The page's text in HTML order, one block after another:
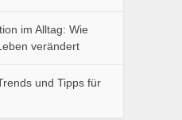
im Alltag: Wie
verändert
und Tipps für